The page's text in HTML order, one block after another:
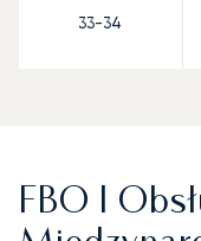
33-34
FBO I